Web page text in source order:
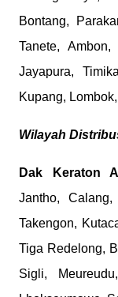
Bontang,
Tanete,
Jayapura,
Kupang,
Wilayah
Dak Keraton
Jantho,
Takengon,
Tiga Redelong,
Sigli,